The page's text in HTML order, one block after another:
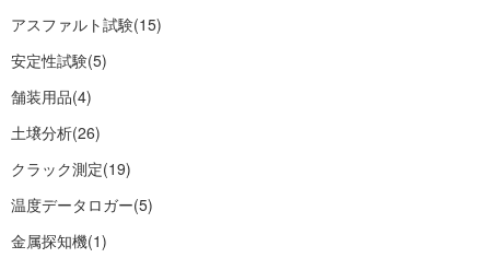
アスファルト試験(15)
安定性試験(5)
舗装用品(4)
土壌分析(26)
クラック測定(19)
温度データロガー(5)
金属探知機(1)